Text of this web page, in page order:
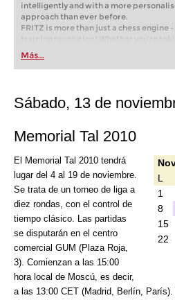
intelligently and with a more
approach than ever before.
FRITZ is more than just a chess engine –
training revolution! Whether you’re
first steps into the world of club chess,
playing at a tournament level: with
train more efficiently, intelligently and
Más...
Sábado, 13 de
Memorial Tal 2010
L
1
8
15
22
El Memorial Tal 2010 tendrá
lugar del 4 al 19 de noviembre.
Se trata de un torneo de liga a
diez rondas, con el control de
tiempo clásico. Las partidas
se disputarán en el centro
comercial GUM (Plaza Roja,
3). Comienzan a las 15:00
hora local de Moscú, es decir,
a las 13:00 CET (Madrid, Berlín,